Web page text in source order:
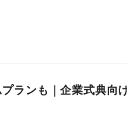
ランも｜企業式典向